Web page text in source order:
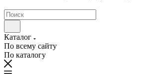
Каталог
По всему сайту
По каталогу